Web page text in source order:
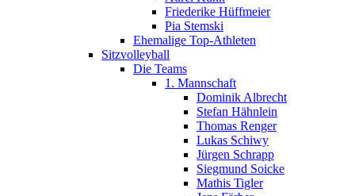
Friederike Hüffmeier
Pia Stemski
Ehemalige Top-Athleten
Sitzvolleyball
Die Teams
1. Mannschaft
Dominik Albrecht
Stefan Hähnlein
Thomas Renger
Lukas Schiwy
Jürgen Schrapp
Siegmund Soicke
Mathis Tigler